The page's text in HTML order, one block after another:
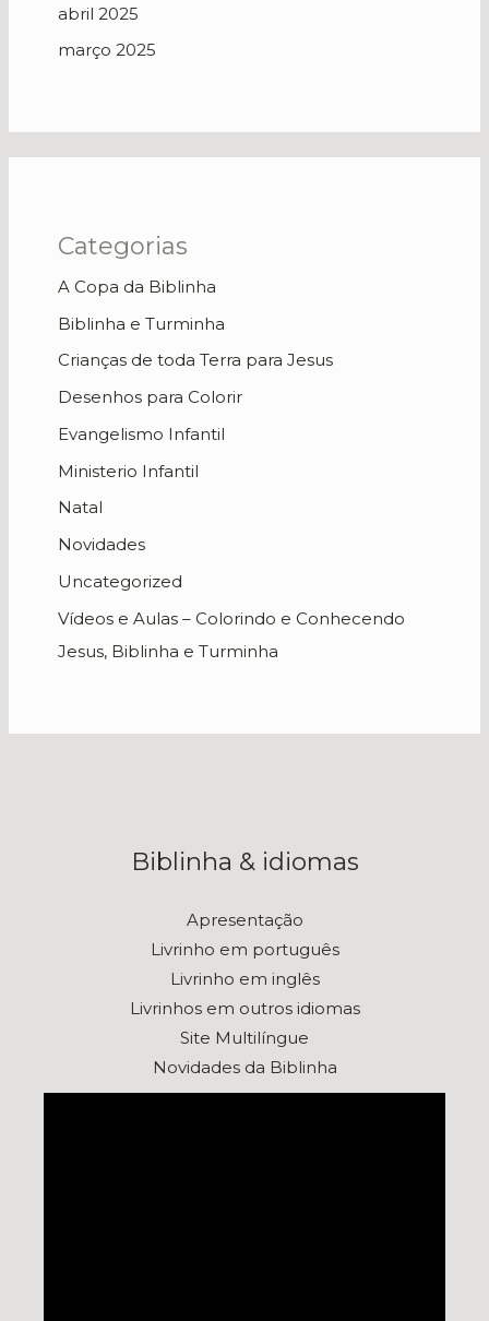
abril 2025
março 2025
Categorias
A Copa da Biblinha
Biblinha e Turminha
Crianças de toda Terra para Jesus
Desenhos para Colorir
Evangelismo Infantil
Ministerio Infantil
Natal
Novidades
Uncategorized
Vídeos e Aulas – Colorindo e Conhecendo
Jesus, Biblinha e Turminha
Biblinha & idiomas
Apresentação
Livrinho em português
Livrinho em inglês
Livrinhos em outros idiomas
Site Multilíngue
Novidades da Biblinha